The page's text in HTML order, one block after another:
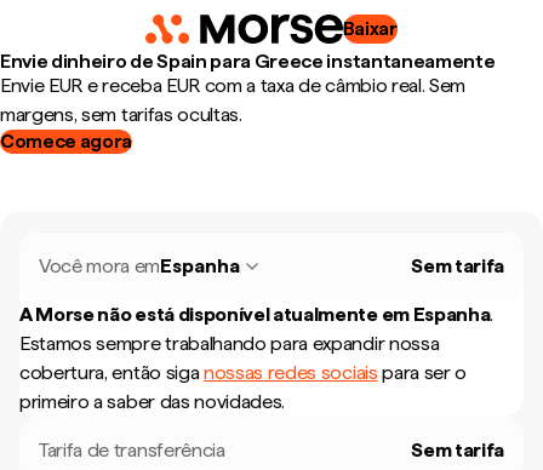
Baixar
Envie dinheiro de Spain para Greece instantaneamente
Envie EUR e receba EUR com a taxa de câmbio real. Sem
margens, sem tarifas ocultas.
Comece agora
Você mora emEspanha Sem tarifa
A Morse não está disponível atualmente em Espanha.
Estamos sempre trabalhando para expandir nossa
cobertura, então siganossas redes sociais para ser o
primeiro a saber das novidades.
Tarifa de transferência Sem tarifa